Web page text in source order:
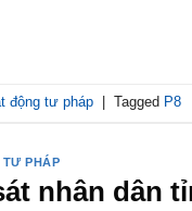
động tư pháp Tagged P8
PHÁP
nhân dân